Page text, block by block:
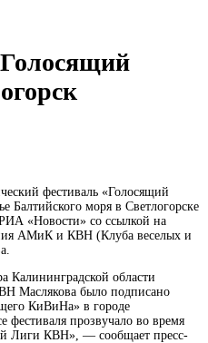
фестиваль «Голосящий
Балтийского моря в Светлогорске
«Новости» со ссылкой на
АМиК и КВН (Клуба веселых и
Калининградской области
Маслякова было подписано
КиВиНа» в городе
фестиваля прозвучало во время
Лиги КВН», — сообщает пресс-